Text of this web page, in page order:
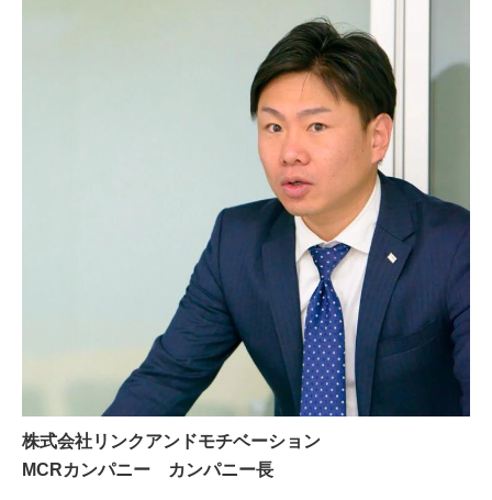
株式会社リンクアンドモチベーション
MCRカンパニー カンパニー長